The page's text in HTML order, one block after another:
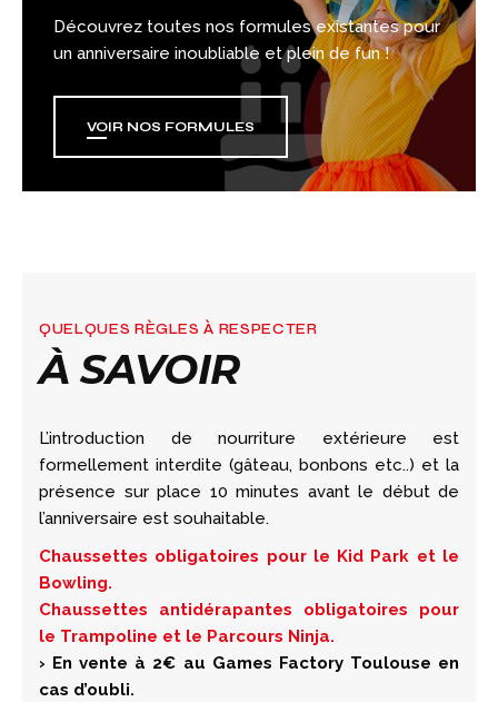
Découvrez toutes nos formules existantes pour
un anniversaire inoubliable et plein de fun !
VOIR NOS FORMULES
QUELQUES RÈGLES À RESPECTER
À SAVOIR
L’introduction de nourriture extérieure est
formellement interdite (gâteau, bonbons etc..) et la
présence sur place 10 minutes avant le début de
l’anniversaire est souhaitable.
Chaussettes obligatoires pour le Kid Park et le
Bowling.
Chaussettes antidérapantes obligatoires pour
le Trampoline et le Parcours Ninja.
› En vente à 2€ au Games Factory Toulouse en
cas d’oubli.